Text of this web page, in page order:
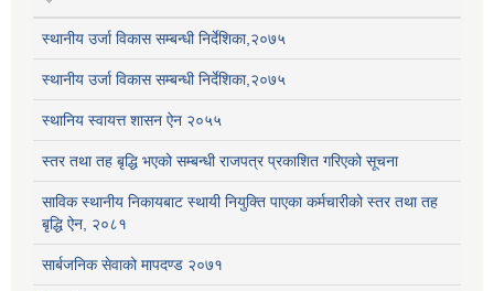
स्थानीय उर्जा विकास सम्बन्धी निर्देशिका,२०७५
स्थानीय उर्जा विकास सम्बन्धी निर्देशिका,२०७५
स्थानिय स्वायत्त शासन ऐन २०५५
स्तर तथा तह बृद्धि भएको सम्बन्धी राजपत्र प्रकाशित गरिएको सूचना
साविक स्थानीय निकायबाट स्थायी नियुक्ति पाएका कर्मचारीको स्तर तथा तह
बृद्धि ऐन, २०८१
सार्बजनिक सेवाको मापदण्ड २०७१